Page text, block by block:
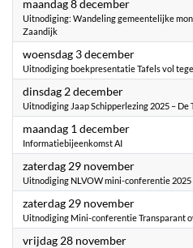
maandag 8 december2025
Uitnodiging: Wandeling gemeentelijke
Zaandijk
woensdag 3 december2025
Uitnodiging boekpresentatie Tafels vol
dinsdag 2 december2025
Uitnodiging Jaap Schipperlezing 2025 – De
maandag 1 december2025
Informatiebijeenkomst AI
zaterdag 29 november2025
Uitnodiging NLVOW mini-conferentie 2025
zaterdag 29 november2025
Uitnodiging Mini-conferentie Transparant
vrijdag 28 november2025